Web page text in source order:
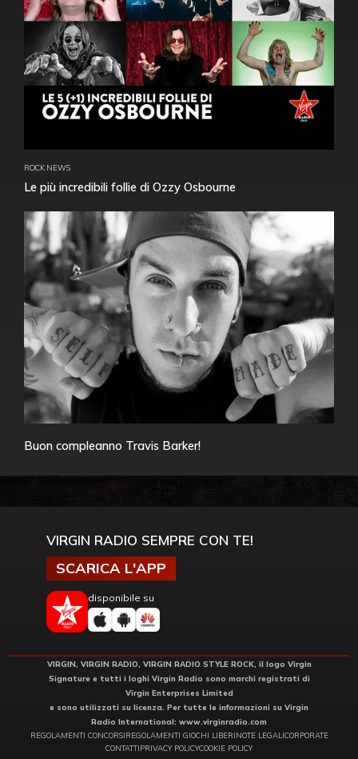
ROCK NEWS
Le più incredibili follie di Ozzy Osbourne
Buon compleanno Travis Barker!
VIRGIN RADIO SEMPRE CON TE!
SCARICA L'APP
disponibile su
VIRGIN, VIRGIN RADIO, VIRGIN RADIO STYLE ROCK, il logo Virgin
Signature e tutti i loghi Virgin Radio sono marchi registrati di
Virgin Enterprises Limited
e sono utilizzati su licenza. Per tutte le informazioni su Virgin
Radio International: www.virginradio.com
REGOLAMENTI CONCORSIREGOLAMENTI GIOCHI LIBERINOTE LEGALICORPORATE
CONTATTIPRIVACY POLICYCOOKIE POLICY